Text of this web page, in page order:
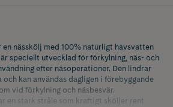
en nässkölj med 100% naturligt havsvatten
speciellt utvecklad för förkylning, näs- och
efter näsoperationer. Den lindrar
kan användas dagligen i förebyggande
vid förkylning och näsbesvär.
en stark stråle som kraftigt sköljer rent